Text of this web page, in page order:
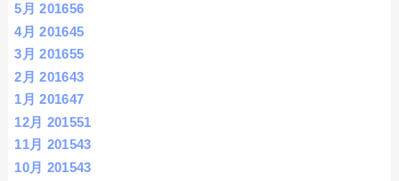
5月 201656
4月 201645
3月 201655
2月 201643
1月 201647
12月 201551
11月 201543
10月 201543